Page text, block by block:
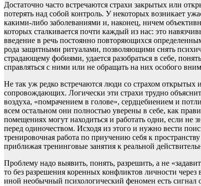
Достаточно часто встречаются страхи закрытых или
потерять над собой контроль. У некоторых возникает
какими-либо заболеваниями и, наконец, ничем
которых сталкивается почти каждый из нас: это
введение в речь постоянно повторяющихся
рода защитными ритуалами, позволяющими снять
страдающему фобиями, удается разобраться в себе,
справляться с ними или не обращать на них особого
Не так уж редко встречаются люди со страхом открытых
сопровождающих. Логически эти страхи трудно
воздуха, «помрачением в голове», сердцебиением и
всем остальном они полностью уверены в себе, как
помещениях могут находиться и работать одни, если не
перед одиночеством. Исходя из этого и нужно вести
тренировочная работа по приучению себя к
приближая тренинговые занятия к реальной
Проблему надо выявить, понять, разрешить, а не
то без разрешения коренных конфликтов личности через
иной необычный психологический феномен есть